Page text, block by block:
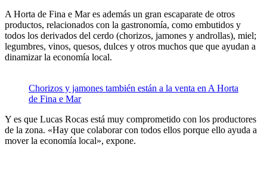
A Horta de Fina e Mar es además un gran escaparate de otros
productos, relacionados con la gastronomía, como embutidos y
todos los derivados del cerdo (chorizos, jamones y androllas), miel;
legumbres, vinos, quesos, dulces y otros muchos que que ayudan a
dinamizar la economía local.
Chorizos y jamones también están a la venta en A Horta
de Fina e Mar
Y es que Lucas Rocas está muy comprometido con los productores
de la zona. «Hay que colaborar con todos ellos porque ello ayuda a
mover la economía local», expone.